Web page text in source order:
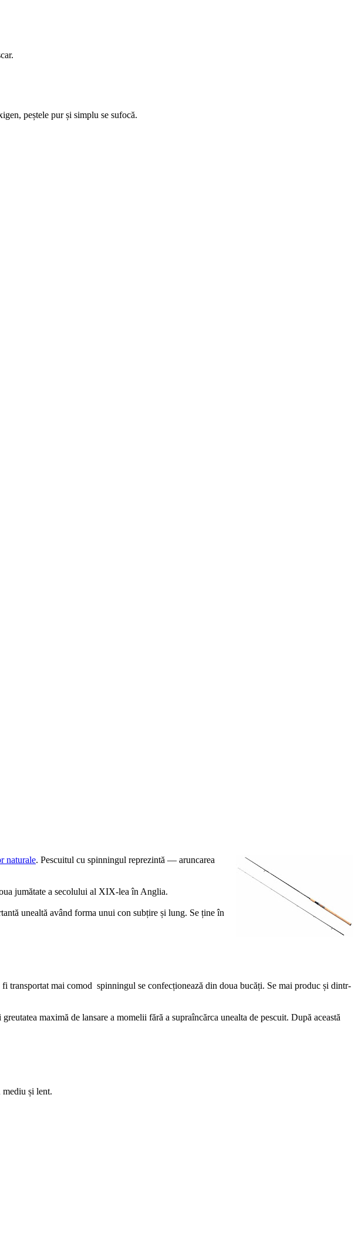
peștele pur și simplu se sufocă.
naturale. Pescuitul cu spinningul reprezintă — aruncarea
jumătate a secolului al XIX-lea în Anglia.
unealtă având forma unui con subțire și lung. Se ține în
mai comod spinningul se confecționează din doua bucăți. Se mai produc și dintr-
maximă de lansare a momelii fără a supraîncărca unealta de pescuit. După această
mediu și lent.